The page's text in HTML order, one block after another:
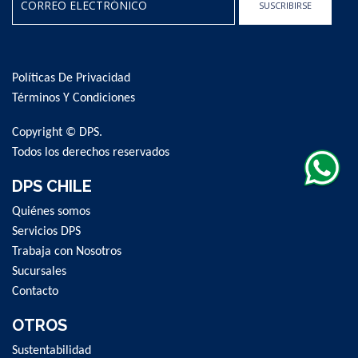
Our
Newsletter:
SUSCRIBIRSE
Políticas De Privacidad
Términos Y Condiciones
Copyright © DPS.
Todos los derechos reservados
DPS CHILE
Quiénes somos
Servicios DPS
Trabaja con Nosotros
Sucursales
Contacto
OTROS
Sustentabilidad